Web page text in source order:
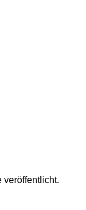
veröffentlicht.